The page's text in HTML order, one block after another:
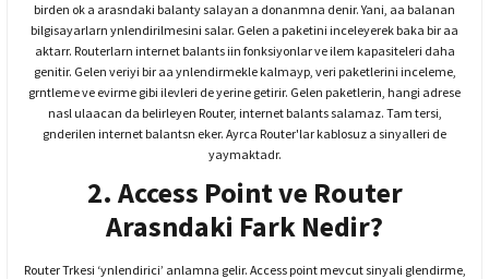
birden ok a arasndaki balanty salayan a donanmna denir. Yani, aa balanan
bilgisayarlarn ynlendirilmesini salar. Gelen a paketini inceleyerek baka bir aa
aktarr. Routerlarn internet balants iin fonksiyonlar ve ilem kapasiteleri daha
genitir. Gelen veriyi bir aa ynlendirmekle kalmayp, veri paketlerini inceleme,
grntleme ve evirme gibi ilevleri de yerine getirir. Gelen paketlerin, hangi adrese
nasl ulaacan da belirleyen Router, internet balants salamaz. Tam tersi,
gnderilen internet balantsn eker. Ayrca Router'lar kablosuz a sinyalleri de
yaymaktadr.
2. Access Point ve Router
Arasndaki Fark Nedir?
Router Trkesi ‘ynlendirici’ anlamna gelir. Access point mevcut sinyali glendirme,